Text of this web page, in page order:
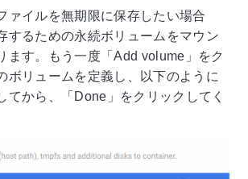
ァイルを無期限に保存したい場合
するための永続ボリュームをマウン
ます。もう一度「Add volume」をク
ボリュームを定義し、以下のように
てから、「Done」をクリックしてく